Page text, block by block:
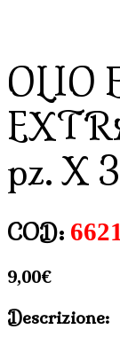
OLIO
pz. X
COD:
9,00€
Descrizione: